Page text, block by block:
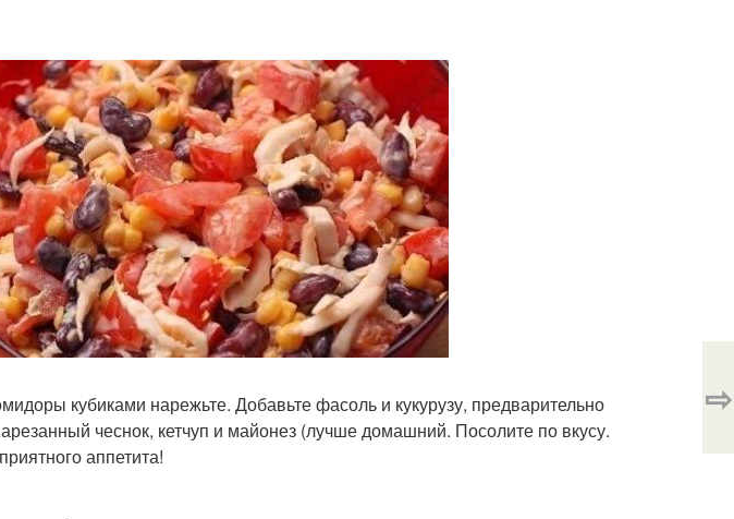
кубиками нарежьте. Добавьте фасоль и кукурузу, предварительно
чеснок, кетчуп и майонез (лучше домашний. Посолите по вкусу.
аппетита!
⇨